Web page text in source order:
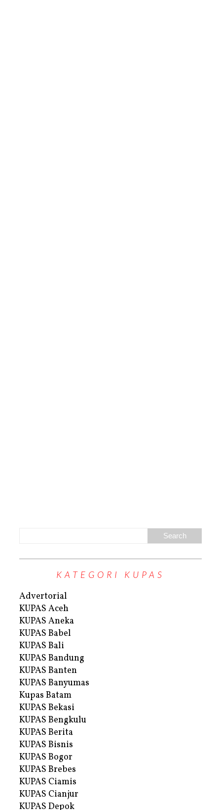
KATEGORI KUPAS
Advertorial
KUPAS Aceh
KUPAS Aneka
KUPAS Babel
KUPAS Bali
KUPAS Bandung
KUPAS Banten
KUPAS Banyumas
Kupas Batam
KUPAS Bekasi
KUPAS Bengkulu
KUPAS Berita
KUPAS Bisnis
KUPAS Bogor
KUPAS Brebes
KUPAS Ciamis
KUPAS Cianjur
KUPAS Depok